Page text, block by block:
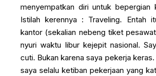
menyempatkan diri untuk bepergian
Istilah kerennya : Traveling. Entah
kantor (sekalian nebeng tiket
nyuri waktu libur kejepit nasional.
cuti. Bukan karena saya pekerja keras.
saya selalu ketiban pekerjaan yang